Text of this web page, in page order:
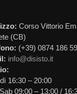
Corso Vittorio
(CB)
(+39) 0874 186
info@disisto.it
16:30 – 20:00
09:00 – 13:00 /